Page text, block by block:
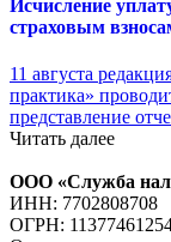
Исчисление
страховым
11 августа
практика»
представление
Читать далее
ООО «Служба
ИНН: 7702808708
ОГРН: